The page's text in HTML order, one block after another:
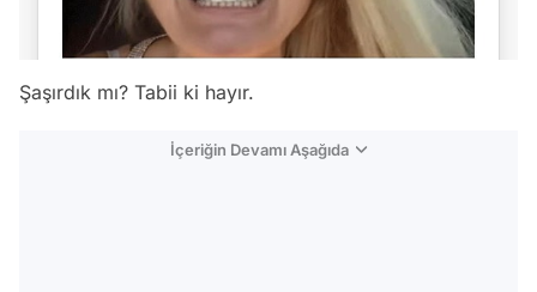
Şaşırdık mı? Tabii ki hayır.
İçeriğin Devamı Aşağıda